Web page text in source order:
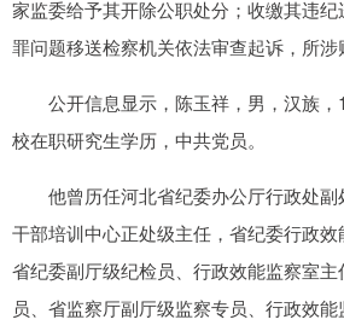
家监委给予其开除公职处分；收缴其违
罪问题移送检察机关依法审查起诉，所涉
公开信息显示，陈玉祥，男，汉族，
校在职研究生学历，中共党员。
他曾历任河北省纪委办公厅行政处副
干部培训中心正处级主任，省纪委行政效
省纪委副厅级纪检员、行政效能监察室
员、省监察厅副厅级监察专员、行政效